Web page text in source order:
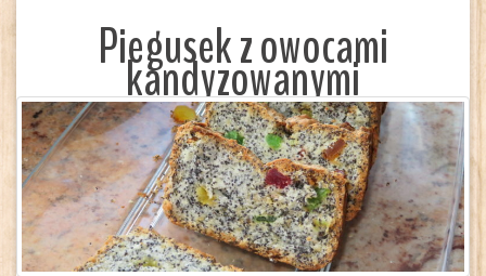
Piegusek z owocami
kandyzowanymi